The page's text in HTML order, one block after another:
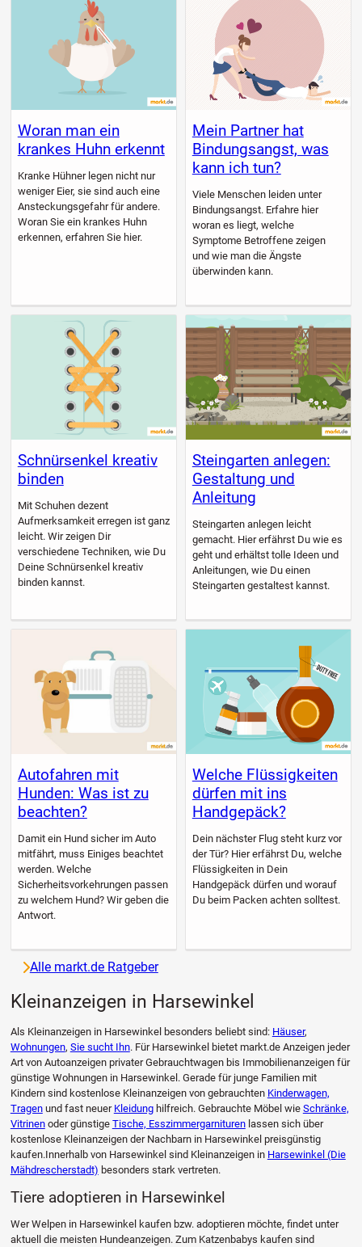
Woran man ein
krankes Huhn erkennt
Kranke Hühner legen nicht nur
weniger Eier, sie sind auch eine
Ansteckungsgefahr für andere.
Woran Sie ein krankes Huhn
erkennen, erfahren Sie hier.
Mein Partner hat
Bindungsangst, was
kann ich tun?
Viele Menschen leiden unter
Bindungsangst. Erfahre hier
woran es liegt, welche
Symptome Betroffene zeigen
und wie man die Ängste
überwinden kann.
Schnürsenkel kreativ
binden
Mit Schuhen dezent
Aufmerksamkeit erregen ist ganz
leicht. Wir zeigen Dir
verschiedene Techniken, wie Du
Deine Schnürsenkel kreativ
binden kannst.
Steingarten anlegen:
Gestaltung und
Anleitung
Steingarten anlegen leicht
gemacht. Hier erfährst Du wie es
geht und erhältst tolle Ideen und
Anleitungen, wie Du einen
Steingarten gestaltest kannst.
Autofahren mit
Hunden: Was ist zu
beachten?
Damit ein Hund sicher im Auto
mitfährt, muss Einiges beachtet
werden. Welche
Sicherheitsvorkehrungen passen
zu welchem Hund? Wir geben die
Antwort.
Welche Flüssigkeiten
dürfen mit ins
Handgepäck?
Dein nächster Flug steht kurz vor
der Tür? Hier erfährst Du, welche
Flüssigkeiten in Dein
Handgepäck dürfen und worauf
Du beim Packen achten solltest.
Alle markt.de Ratgeber
Kleinanzeigen in Harsewinkel
Als Kleinanzeigen in Harsewinkel besonders beliebt sind: Häuser,
Wohnungen, Sie sucht Ihn. Für Harsewinkel bietet markt.de Anzeigen jeder
Art von Autoanzeigen privater Gebrauchtwagen bis Immobilienanzeigen für
günstige Wohnungen in Harsewinkel. Gerade für junge Familien mit
Kindern sind kostenlose Kleinanzeigen von gebrauchten Kinderwagen,
Tragenund fast neuer Kleidunghilfreich. Gebrauchte Möbel wie Schränke,
Vitrinenoder günstige Tische, Esszimmergarniturenlassen sich über
kostenlose Kleinanzeigen der Nachbarn in Harsewinkel preisgünstig
kaufen.Innerhalb von Harsewinkel sind Kleinanzeigen in Harsewinkel (Die
Mähdrescherstadt) besonders stark vertreten.
Tiere adoptieren in Harsewinkel
Wer Welpen in Harsewinkel kaufen bzw. adoptieren möchte, findet unter
aktuell die meisten Hundeanzeigen. Zum Katzenbabys kaufen sind